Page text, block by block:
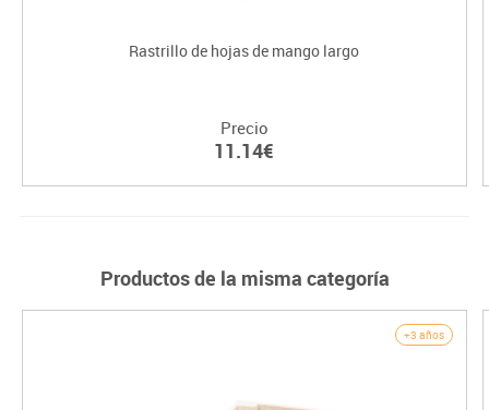
Rastrillo de hojas de mango largo
Precio
11.14€
Productos de la misma categoría
+3 años